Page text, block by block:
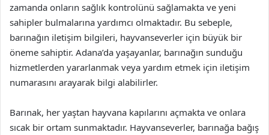
zamanda onların sağlık kontrolünü sağlamakta ve yeni
sahipler bulmalarına yardımcı olmaktadır. Bu sebeple,
barınağın iletişim bilgileri, hayvanseverler için büyük bir
öneme sahiptir. Adana’da yaşayanlar, barınağın sunduğu
hizmetlerden yararlanmak veya yardım etmek için iletişim
numarasını arayarak bilgi alabilirler.
Barınak, her yaştan hayvana kapılarını açmakta ve onlara
sıcak bir ortam sunmaktadır. Hayvanseverler, barınağa bağış